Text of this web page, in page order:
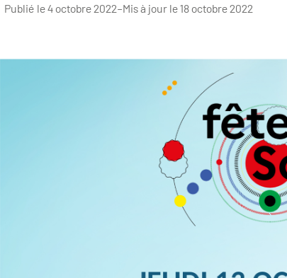
Publié le 4 octobre 2022–Mis à jour le 18 octobre 2022